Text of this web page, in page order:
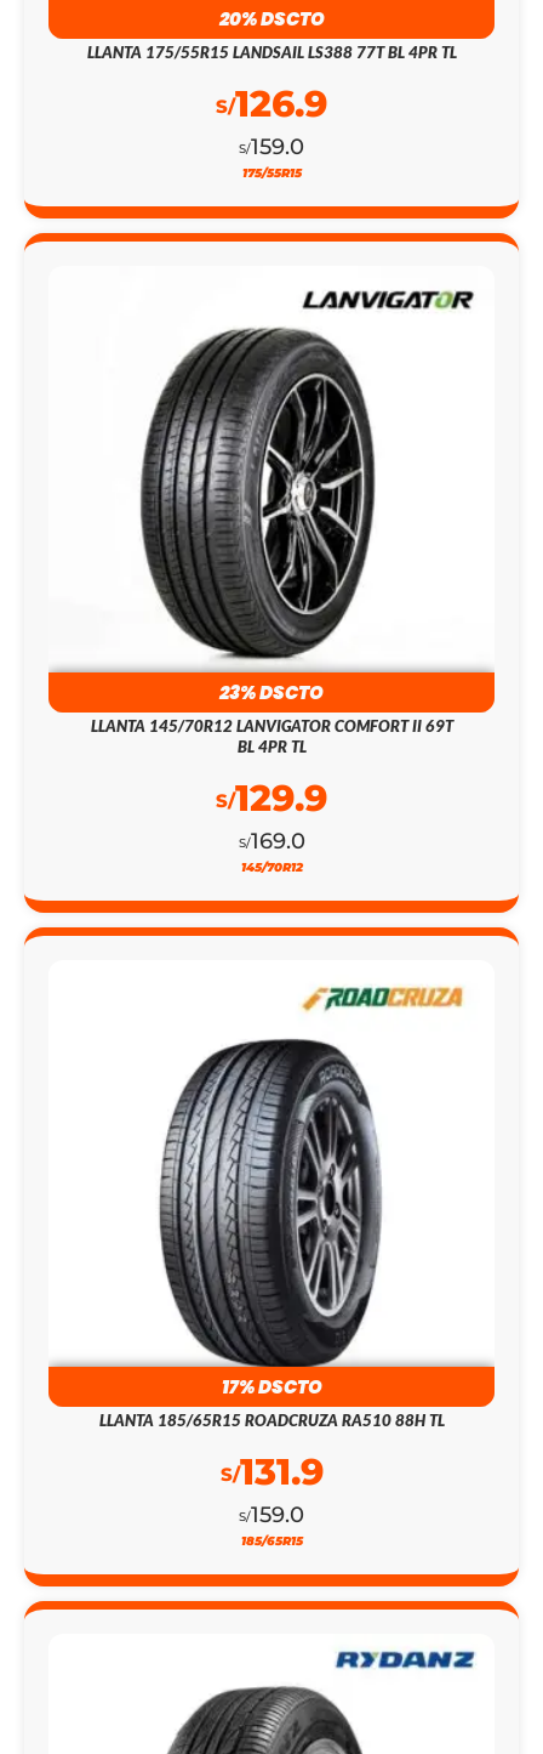
20% DSCTO
LLANTA 175/55R15 LANDSAIL LS388 77T BL 4PR TL
S/159.0
S/126.9
175/55R15
23% DSCTO
LLANTA 145/70R12 LANVIGATOR COMFORT II 69T
BL 4PR TL
S/169.0
S/129.9
145/70R12
17% DSCTO
LLANTA 185/65R15 ROADCRUZA RA510 88H TL
S/159.0
S/131.9
185/65R15